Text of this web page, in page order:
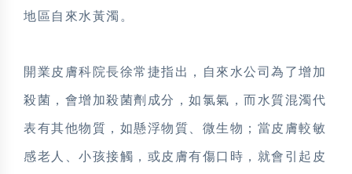
地區自來水黃濁。
開業皮膚科院長徐常捷指出，自來水公司為了增加
殺菌，會增加殺菌劑成分，如氯氣，而水質混濁代
表有其他物質，如懸浮物質、微生物；當皮膚較敏
感老人、小孩接觸，或皮膚有傷口時，就會引起皮